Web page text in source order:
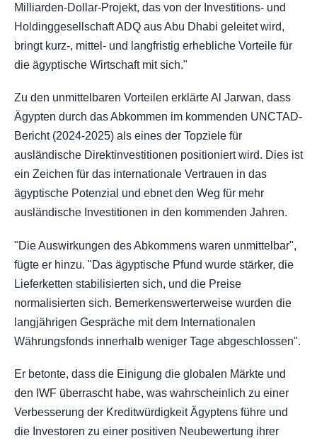
Milliarden-Dollar-Projekt, das von der Investitions- und
Holdinggesellschaft ADQ aus Abu Dhabi geleitet wird,
bringt kurz-, mittel- und langfristig erhebliche Vorteile für
die ägyptische Wirtschaft mit sich."
Zu den unmittelbaren Vorteilen erklärte Al Jarwan, dass
Ägypten durch das Abkommen im kommenden UNCTAD-
Bericht (2024-2025) als eines der Topziele für
ausländische Direktinvestitionen positioniert wird. Dies ist
ein Zeichen für das internationale Vertrauen in das
ägyptische Potenzial und ebnet den Weg für mehr
ausländische Investitionen in den kommenden Jahren.
"Die Auswirkungen des Abkommens waren unmittelbar",
fügte er hinzu. "Das ägyptische Pfund wurde stärker, die
Lieferketten stabilisierten sich, und die Preise
normalisierten sich. Bemerkenswerterweise wurden die
langjährigen Gespräche mit dem Internationalen
Währungsfonds innerhalb weniger Tage abgeschlossen".
Er betonte, dass die Einigung die globalen Märkte und
den IWF überrascht habe, was wahrscheinlich zu einer
Verbesserung der Kreditwürdigkeit Ägyptens führe und
die Investoren zu einer positiven Neubewertung ihrer